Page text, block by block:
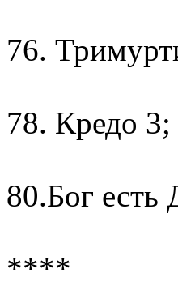
76.
78. Кредо
80.Бог есть
****